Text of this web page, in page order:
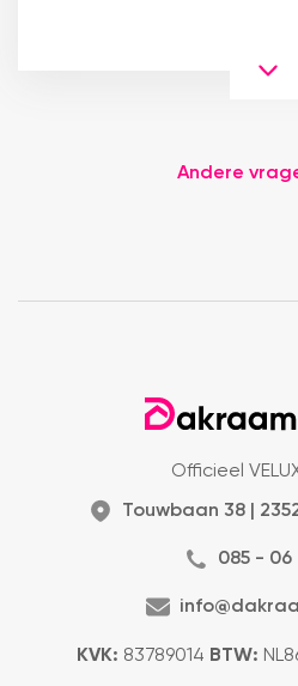
Andere
Officieel
Touwbaan 38 |
085 - 06
KVK: 83789014 BTW: